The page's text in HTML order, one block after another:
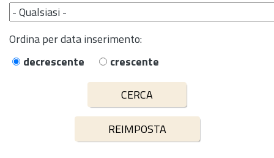
Ordina per data inserimento:
decrescente
crescente